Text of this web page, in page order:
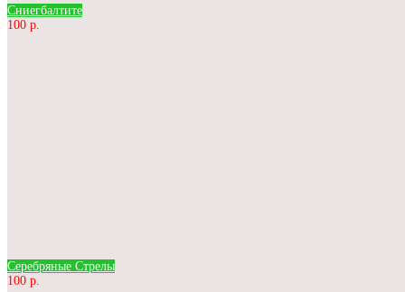
Сниегбалтите
100 р.
Серебряные Стрелы
100 р.